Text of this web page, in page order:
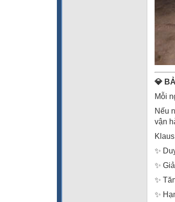
💎
Mỗi
Nếu
vận
✨
✨
✨
✨